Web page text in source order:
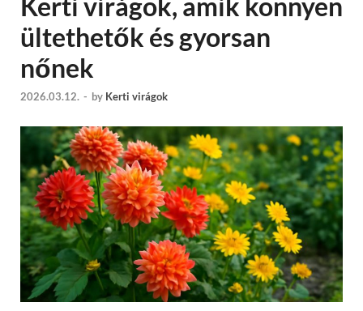
ültethetők és gyorsan
nőnek
2026.03.12. - by Kerti virágok